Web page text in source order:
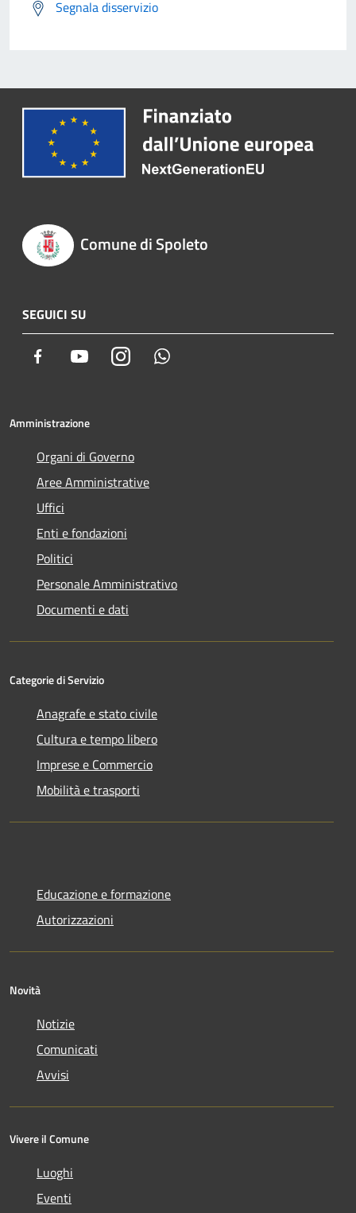
Segnala disservizio
Comune di Spoleto
SEGUICI SU
Facebook YoutubeInstagram
Amministrazione
Organi di Governo
Aree Amministrative
Uffici
Enti e fondazioni
Politici
Personale Amministrativo
Documenti e dati
Categorie di Servizio
Anagrafe e stato civile
Cultura e tempo libero
Imprese e Commercio
Mobilità e trasporti
Educazione e formazione
Autorizzazioni
Novità
Notizie
Comunicati
Avvisi
Vivere il Comune
Luoghi
Eventi